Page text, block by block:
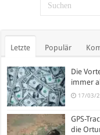
Letzte Populär
Die
immer
17/03/
GPS-
die